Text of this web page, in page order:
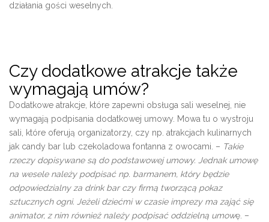
działania gości weselnych.
Czy dodatkowe atrakcje także
wymagają umów?
Dodatkowe atrakcje, które zapewni obsługa sali weselnej, nie
wymagają podpisania dodatkowej umowy. Mowa tu o wystroju
sali, które oferują organizatorzy, czy np. atrakcjach kulinarnych
jak candy bar lub czekoladowa fontanna z owocami. – Takie
rzeczy dopisywane są do podstawowej umowy. Jednak umowę
na wesele należy podpisać np. barmanem, który będzie
odpowiedzialny za drink bar czy firmą tworzącą pokaz
sztucznych ogni. Jeżeli dziećmi w czasie imprezy ma zająć się
animator, z nim również należy podpisać oddzielną umowę. –